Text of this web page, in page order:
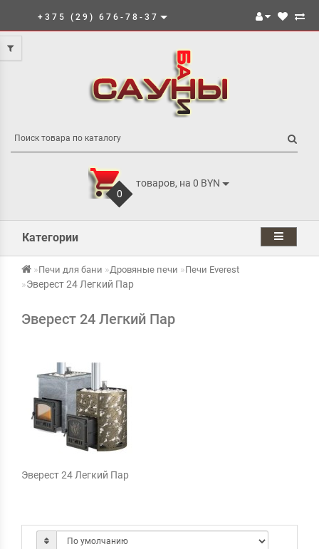
+375 (29) 676-78-37
0
товаров, на 0 BYN
Категории
Печи для бани Дровяные печи Печи Everest
Эверест 24 Легкий Пар
Эверест 24 Легкий Пар
Эверест 24 Легкий Пар